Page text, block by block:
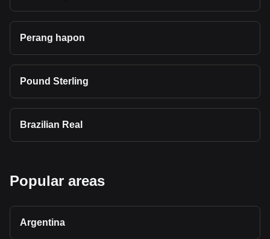
Perang hapon
Pound Sterling
Brazilian Real
Popular areas
Argentina